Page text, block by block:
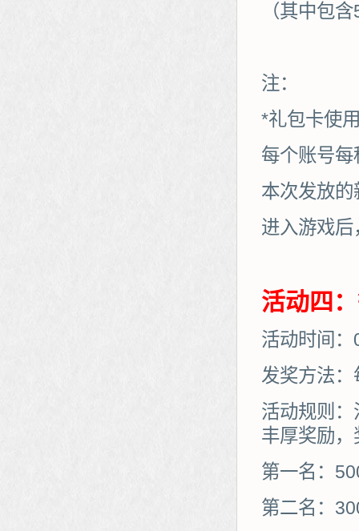
（其中包
注：
*礼包卡使
每个账号
本次发放
进入游戏后
活动四
活动时间
发奖方法：
活动规则
丰厚奖励
第一名：
第二名：